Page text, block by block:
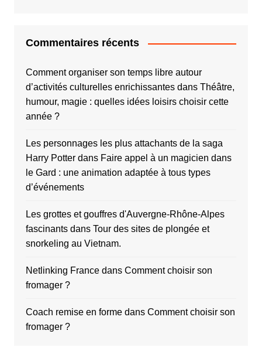
Commentaires récents
Comment organiser son temps libre autour
d’activités culturelles enrichissantesdans Théâtre,
humour, magie : quelles idées loisirs choisir cette
année ?
Les personnages les plus attachants de la saga
Harry Potterdans Faire appel à un magicien dans
le Gard : une animation adaptée à tous types
d’événements
Les grottes et gouffres d'Auvergne-Rhône-Alpes
fascinantsdans Tour des sites de plongée et
snorkeling au Vietnam.
Netlinking Francedans Comment choisir son
fromager ?
Coach remise en formedans Comment choisir son
fromager ?